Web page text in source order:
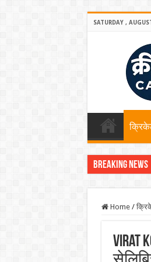
SATURDAY ,
Breaking News
Home /
Virat